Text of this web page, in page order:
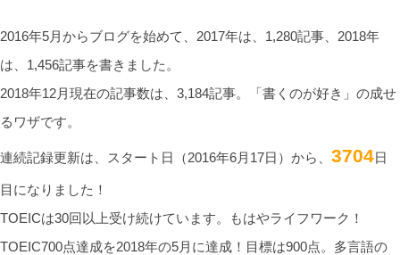
2016年5月からブログを始めて、2017年は、1,280記事、2018年
は、1,456記事を書きました。
2018年12月現在の記事数は、3,184記事。「書くのが好き」の成せ
るワザです。
連続記録更新は、スタート日（2016年6月17日）から、 3704日
目になりました！
TOEICは30回以上受け続けています。もはやライフワーク！
TOEIC700点達成を2018年の5月に達成！目標は900点。多言語の